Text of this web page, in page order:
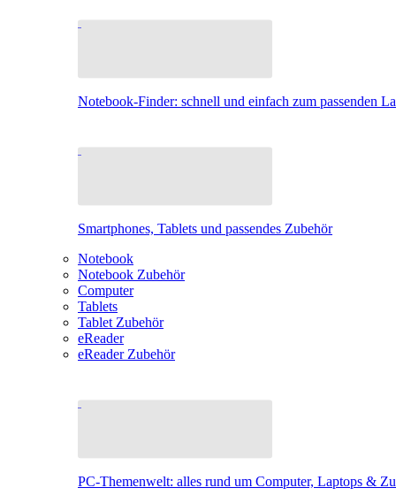
Notebook-Finder: schnell und einfach zum passenden
Smartphones, Tablets und passendes Zubehör
Notebook
Notebook Zubehör
Computer
Tablets
Tablet Zubehör
eReader
eReader Zubehör
PC-Themenwelt: alles rund um Computer, Laptops &